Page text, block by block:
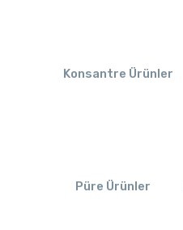
Konsantre Ürünler
Püre Ürünler